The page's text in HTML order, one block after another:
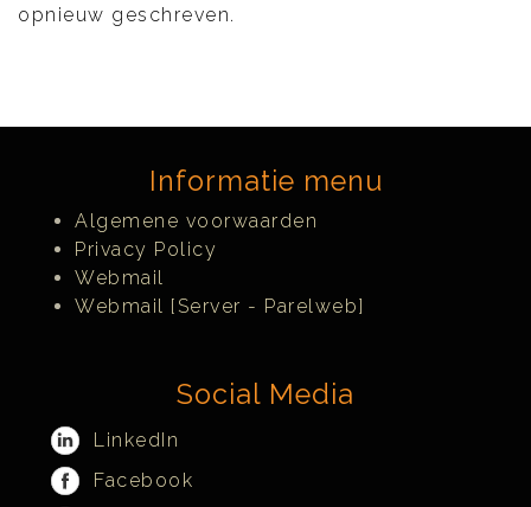
opnieuw geschreven.
Informatie menu
Algemene voorwaarden
Privacy Policy
Webmail
Webmail [Server - Parelweb]
Social Media
LinkedIn
Facebook